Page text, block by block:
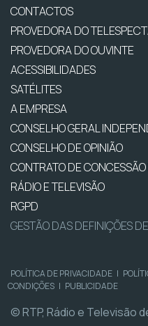
CONTACTOS
PROVEDORA DO
PROVEDORA DO OUVINTE
ACESSIBILIDADES
SATÉLITES
A EMPRESA
CONSELHO GERAL
CONSELHO DE OPINIÃO
CONTRATO DE
RÁDIO E TELEVISÃO
RGPD
GESTÃO DAS DEFINIÇÕES
POLÍTICA DE PRIVACIDADE |
CONDIÇÕES | PUBLICIDADE
© RTP, Rádio e Televisão